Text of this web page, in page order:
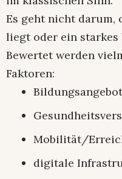
Es geht nicht darum,
liegt oder ein starkes
Bewertet werden
Faktoren:
Mobilität/
digitale